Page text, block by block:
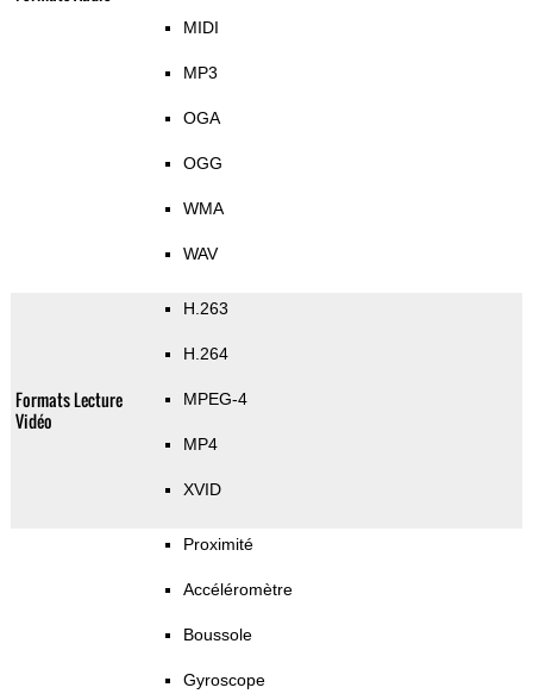
MIDI
MP3
OGA
OGG
WMA
WAV
Formats Lecture
Vidéo
H.263
H.264
MPEG-4
MP4
XVID
Proximité
Accéléromètre
Boussole
Gyroscope